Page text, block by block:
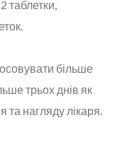
таблетки,
більше
трьох днів як
нагляду лікаря.